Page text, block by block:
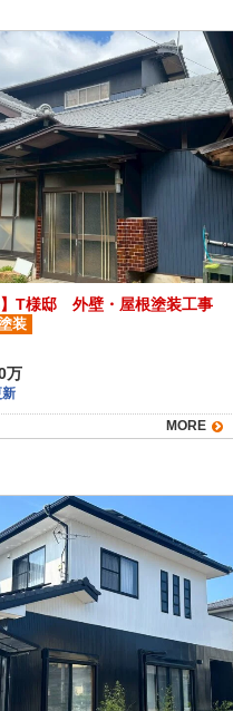
】T様邸 外壁・屋根塗装工事
万
MORE
装